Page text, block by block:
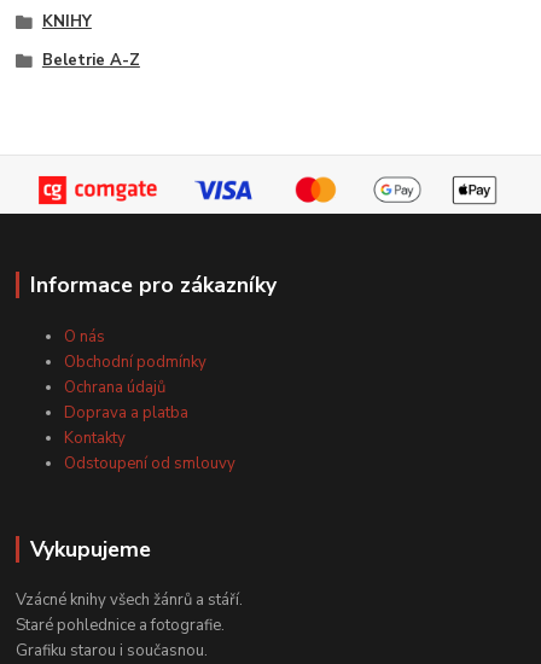
KNIHY
Beletrie A-Z
Informace pro zákazníky
O nás
Obchodní podmínky
Ochrana údajů
Doprava a platba
Kontakty
Odstoupení od smlouvy
Vykupujeme
Vzácné knihy všech žánrů a stáří.
Staré pohlednice a fotografie.
Grafiku starou i současnou.